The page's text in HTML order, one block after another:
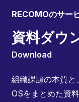
RECOMOのサー
資料ダウ
Download
組織課題の本質
OSをまとめた資料